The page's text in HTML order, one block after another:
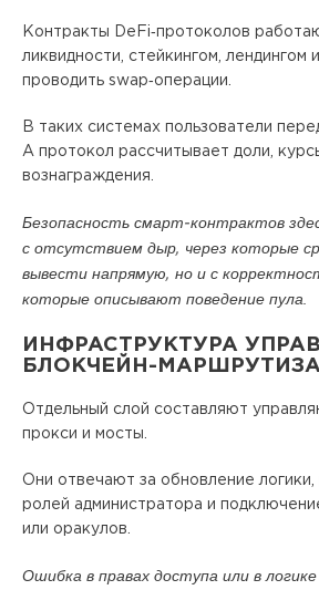
Контракты DeFi‑протоколов
ликвидности, стейкингом, лендингом
проводить swap‑операции.
В таких системах пользователи
А протокол рассчитывает доли,
вознаграждения.
Безопасность смарт‑контрактов
с отсутствием дыр, через которые
вывести напрямую, но и с
которые описывают поведение пула.
ИНФРАСТРУКТУРА
БЛОКЧЕЙН-
Отдельный слой составляют
прокси и мосты.
Они отвечают за обновление
ролей администратора и
или оракулов.
Ошибка в правах доступа или в